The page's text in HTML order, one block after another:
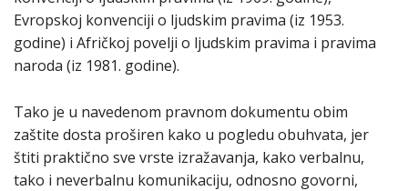
Evropskoj konvenciji o ljudskim pravima (iz 1953.
godine) i Afričkoj povelji o ljudskim pravima i pravima
naroda (iz 1981. godine).
Tako je u navedenom pravnom dokumentu obim
zaštite dosta proširen kako u pogledu obuhvata, jer
štiti praktično sve vrste izražavanja, kako verbalnu,
tako i neverbalnu komunikaciju, odnosno govorni,